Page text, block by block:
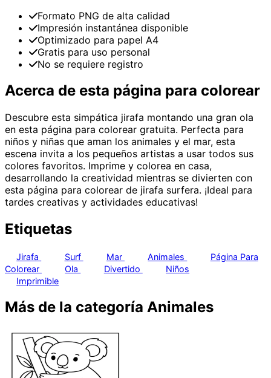
Formato PNG de alta calidad
Impresión instantánea disponible
Optimizado para papel A4
Gratis para uso personal
No se requiere registro
Acerca de esta página para colorear
Descubre esta simpática jirafa montando una gran ola
en esta página para colorear gratuita. Perfecta para
niños y niñas que aman los animales y el mar, esta
escena invita a los pequeños artistas a usar todos sus
colores favoritos. Imprime y colorea en casa,
desarrollando la creatividad mientras se divierten con
esta página para colorear de jirafa surfera. ¡Ideal para
tardes creativas y actividades educativas!
Etiquetas
Jirafa Surf Mar Animales
Página Para
Colorear
Ola Divertido
Niños
Imprimible
Más de la categoría Animales